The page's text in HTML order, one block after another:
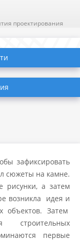
проектирования
зафиксировать
сюжеты на камне.
рисунки, а затем
возникла идея и
объектов. Затем
строительных
первые